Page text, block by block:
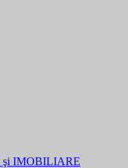
IMOBILIARE